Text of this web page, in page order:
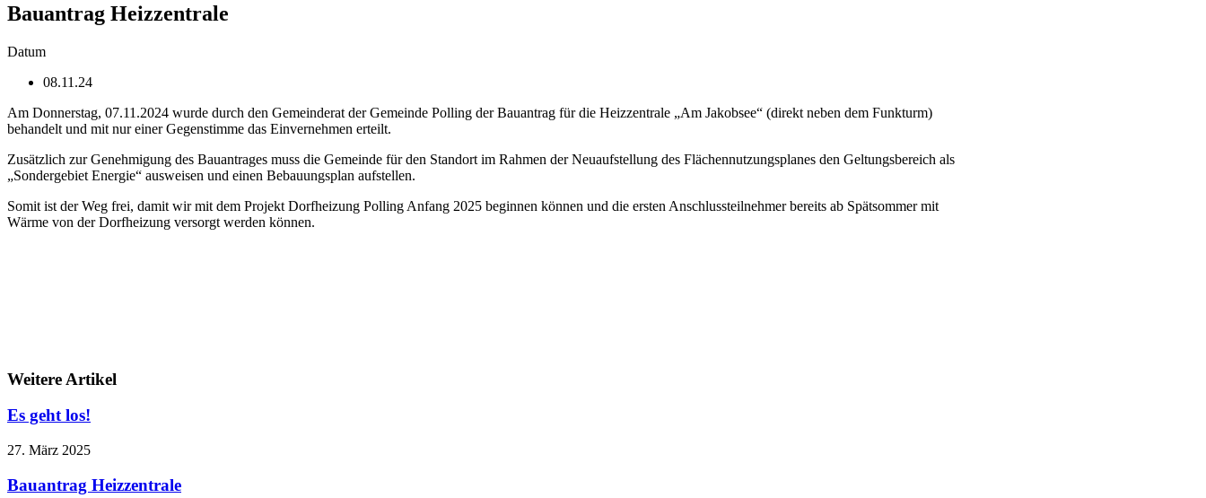
Bauantrag Heizzentrale
Datum
08.11.24
Am Donnerstag, 07.11.2024 wurde durch den Gemeinderat der Gemeinde Polling der Bauantrag für die Heizzentrale „Am Jakobsee“ (direkt neben dem Funkturm)
behandelt und mit nur einer Gegenstimme das Einvernehmen erteilt.
Zusätzlich zur Genehmigung des Bauantrages muss die Gemeinde für den Standort im Rahmen der Neuaufstellung des Flächennutzungsplanes den Geltungsbereich als
„Sondergebiet Energie“ ausweisen und einen Bebauungsplan aufstellen.
Somit ist der Weg frei, damit wir mit dem Projekt Dorfheizung Polling Anfang 2025 beginnen können und die ersten Anschlussteilnehmer bereits ab Spätsommer mit
Wärme von der Dorfheizung versorgt werden können.
Weitere Artikel
Es geht los!
27. März 2025
Bauantrag Heizzentrale